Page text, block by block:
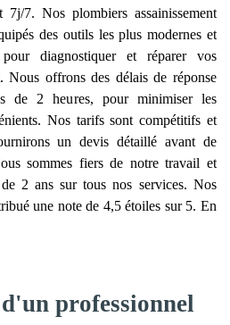
7j/7. Nos plombiers assainissement
des outils les plus modernes et
diagnostiquer et réparer vos
Nous offrons des délais de réponse
de 2 heures, pour minimiser les
Nos tarifs sont compétitifs et
un devis détaillé avant de
sommes fiers de notre travail et
2 ans sur tous nos services. Nos
une note de 4,5 étoiles sur 5. En
professionnel